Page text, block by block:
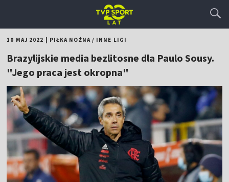
10 MAJ 2022 PIŁKA NOŻNA/ INNE LIGI
Brazylijskie media bezlitosne dla Paulo Sousy.
"Jego praca jest okropna"